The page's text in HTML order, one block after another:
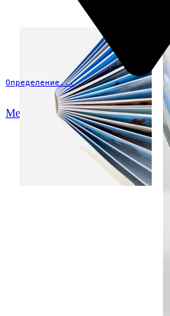
Определение...
Меню